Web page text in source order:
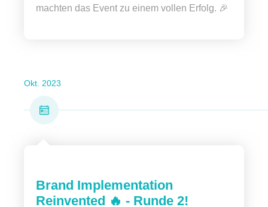
machten das Event zu einem vollen Erfolg. 🎉
Okt. 2023
Brand Implementation
Reinvented 🔥 - Runde 2!